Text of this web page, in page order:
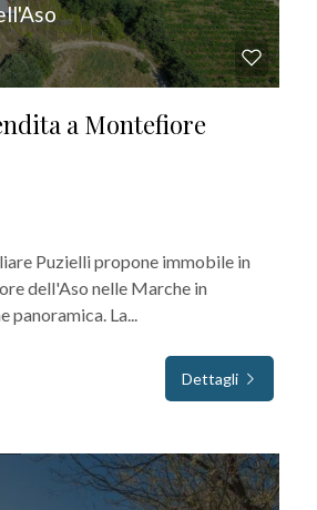
a Montefiore
Puzielli propone immobile in
dell'Aso nelle Marche in
panoramica. La...
Dettagli